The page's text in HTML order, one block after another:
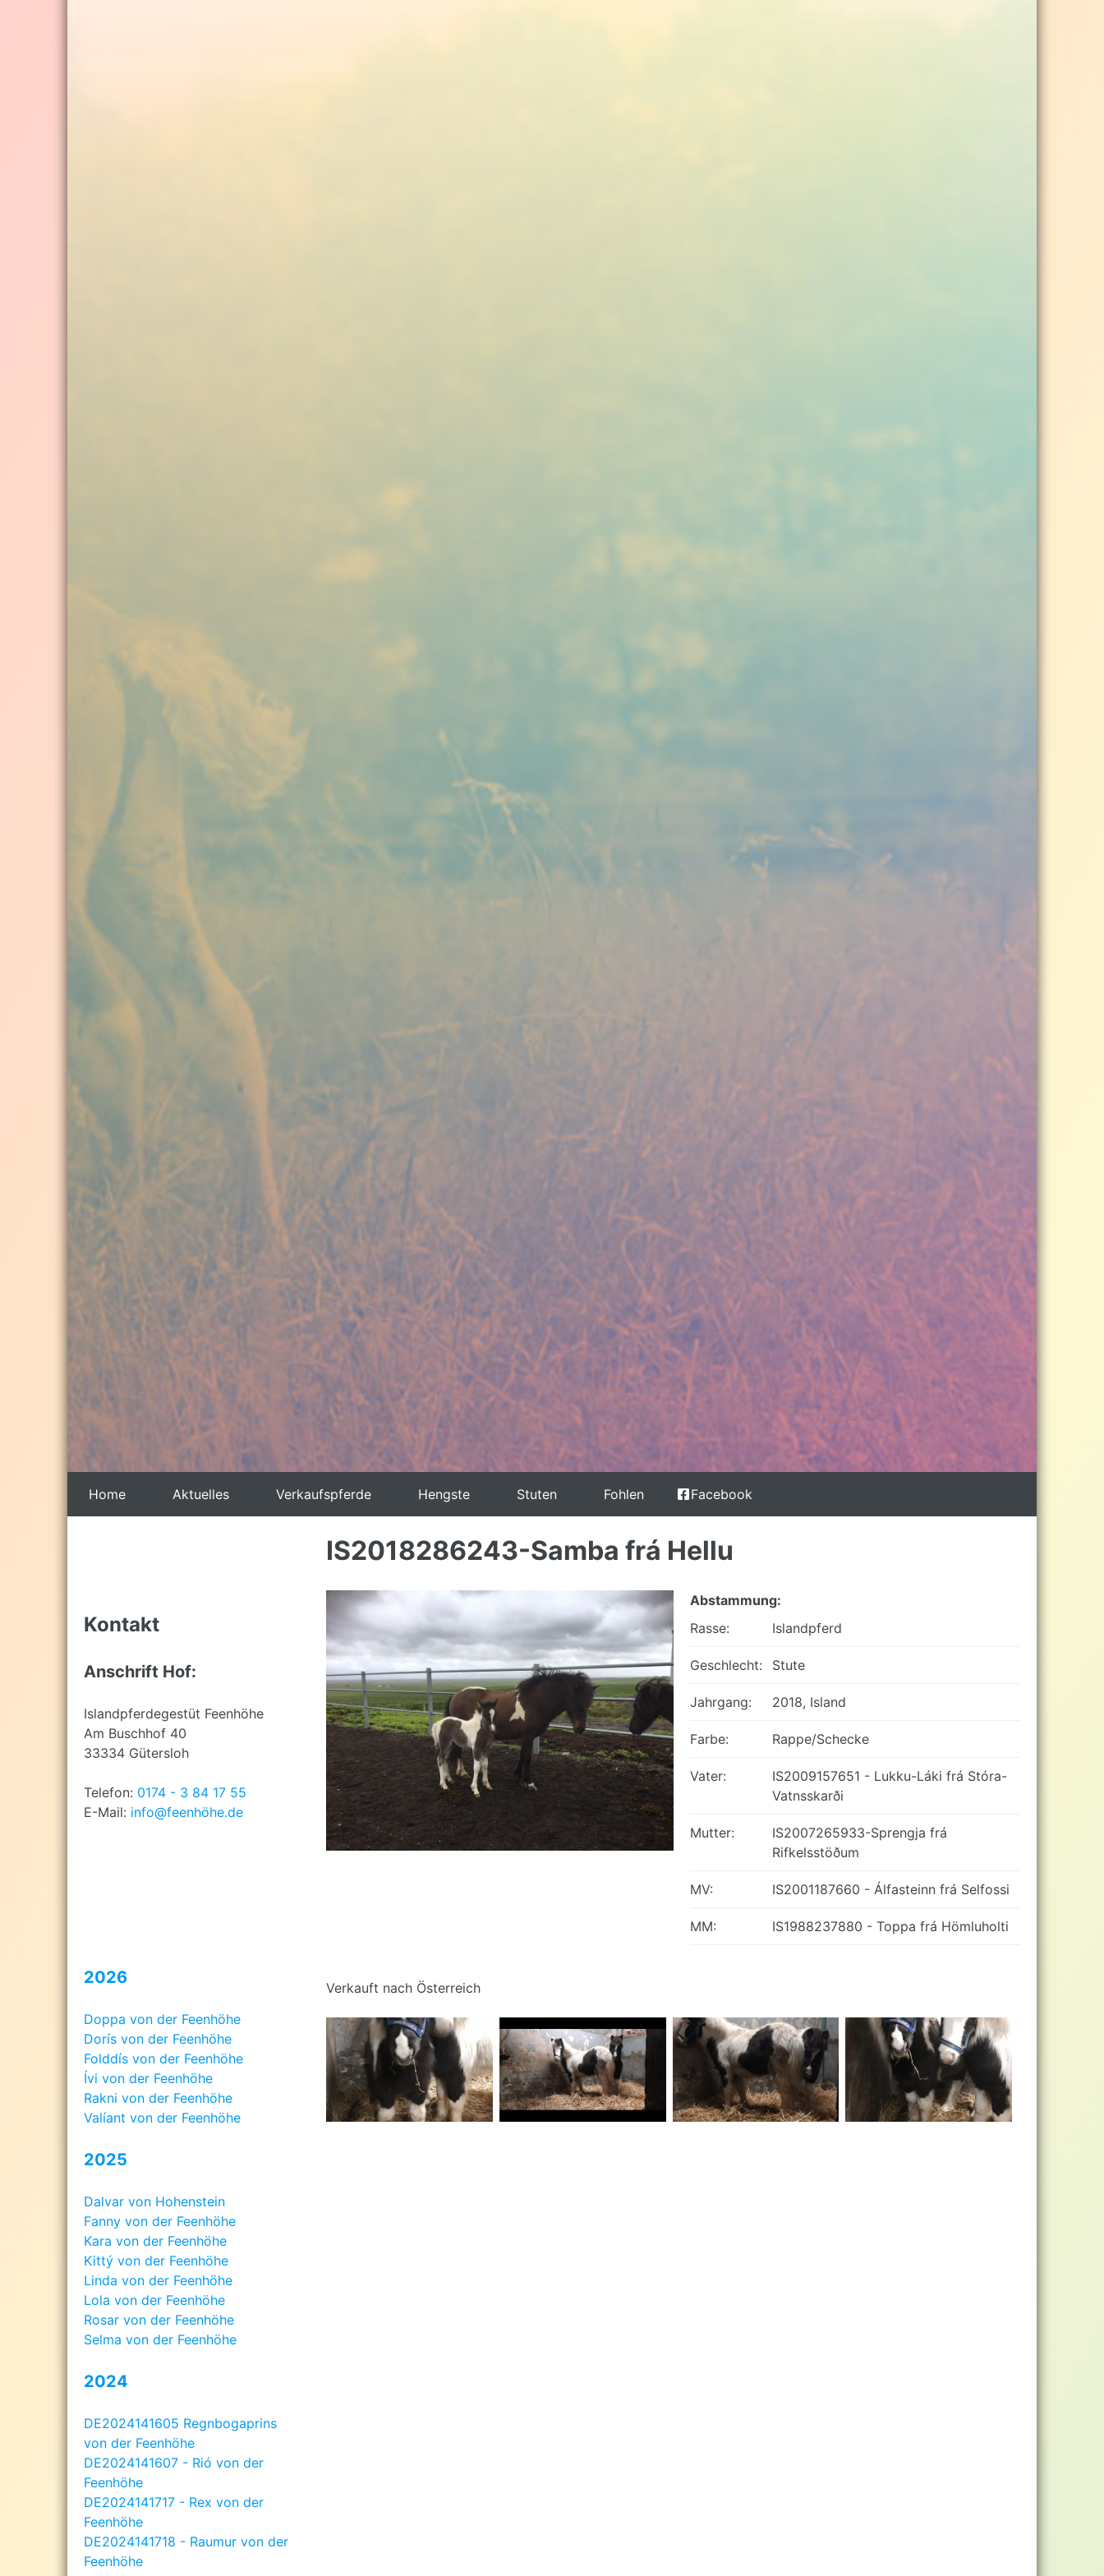
Back
to
top
IS2018286243-Samba frá Hellu
Abstammung:
Rasse:
Islandpferd
Geschlecht: Stute
Jahrgang: 2018, Island
Farbe: Rappe/Schecke
Vater:
IS2009157651 - Lukku-Láki frá Stóra-
Vatnsskarði
Mutter:
IS2007265933-Sprengja frá
Rifkelsstöðum
MV: IS2001187660 - Álfasteinn frá Selfossi
MM: IS1988237880 - Toppa frá Hömluholti
Verkauft nach Österreich
to
top
Home Aktuelles Verkaufspferde Hengste Stuten Fohlen Facebook
Kontakt
Anschrift Hof:
Islandpferdegestüt Feenhöhe
Am Buschhof 40
33334 Gütersloh
Telefon: 0174 - 3 84 17 55
E-Mail: info@feenhöhe.de
2026
Doppa von der Feenhöhe
Dorís von der Feenhöhe
Folddís von der Feenhöhe
Ívi von der Feenhöhe
Rakni von der Feenhöhe
Valíant von der Feenhöhe
2025
Dalvar von Hohenstein
Fanny von der Feenhöhe
Kara von der Feenhöhe
Kittý von der Feenhöhe
Linda von der Feenhöhe
Lola von der Feenhöhe
Rosar von der Feenhöhe
Selma von der Feenhöhe
2024
DE2024141605 Regnbogaprins
von der Feenhöhe
DE2024141607 - Rió von der
Feenhöhe
DE2024141717 - Rex von der
Feenhöhe
DE2024141718 - Raumur von der
Feenhöhe